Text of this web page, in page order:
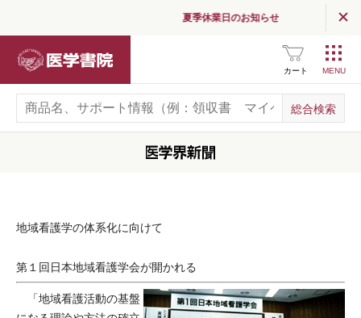
夏季休業日のお知らせ
カート
地域看護学の体系化に向けて
第１回日本地域看護学会が開かれる
「地域看護活動の基盤